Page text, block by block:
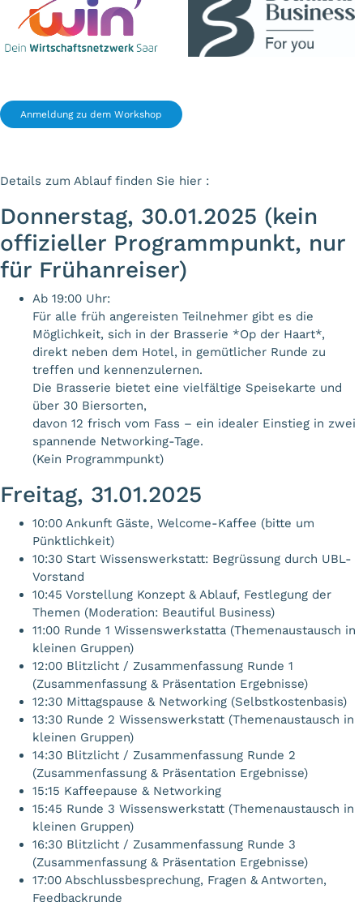
Anmeldung zu dem Workshop
Details zum Ablauf finden Sie hier :
Donnerstag, 30.01.2025 (kein
offizieller Programmpunkt, nur
für Frühanreiser)
Ab 19:00 Uhr:
Für alle früh angereisten Teilnehmer gibt es die
Möglichkeit, sich in der Brasserie *Op der Haart*,
direkt neben dem Hotel, in gemütlicher Runde zu
treffen und kennenzulernen.
Die Brasserie bietet eine vielfältige Speisekarte und
über 30 Biersorten,
davon 12 frisch vom Fass – ein idealer Einstieg in zwei
spannende Networking-Tage.
(Kein Programmpunkt)
Freitag, 31.01.2025
10:00 Ankunft Gäste, Welcome-Kaffee (bitte um
Pünktlichkeit)
10:30 Start Wissenswerkstatt: Begrüssung durch UBL-
Vorstand
10:45 Vorstellung Konzept & Ablauf, Festlegung der
Themen (Moderation: Beautiful Business)
11:00 Runde 1 Wissenswerkstatta (Themenaustausch in
kleinen Gruppen)
12:00 Blitzlicht / Zusammenfassung Runde 1
(Zusammenfassung & Präsentation Ergebnisse)
12:30 Mittagspause & Networking (Selbstkostenbasis)
13:30 Runde 2 Wissenswerkstatt (Themenaustausch in
kleinen Gruppen)
14:30 Blitzlicht / Zusammenfassung Runde 2
(Zusammenfassung & Präsentation Ergebnisse)
15:15 Kaffeepause & Networking
15:45 Runde 3 Wissenswerkstatt (Themenaustausch in
kleinen Gruppen)
16:30 Blitzlicht / Zusammenfassung Runde 3
(Zusammenfassung & Präsentation Ergebnisse)
17:00 Abschlussbesprechung, Fragen & Antworten,
Feedbackrunde